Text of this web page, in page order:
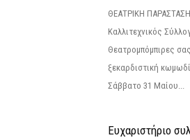
ΘΕΑΤΡΙΚΗ ΠΑΡΑΣΤΑΣΗ
Καλλιτεχνικός
Θεατρομπόμπιρες
ξεκαρδιστική
Σάββατο 31 Μαίου...
Ευχαριστήριο